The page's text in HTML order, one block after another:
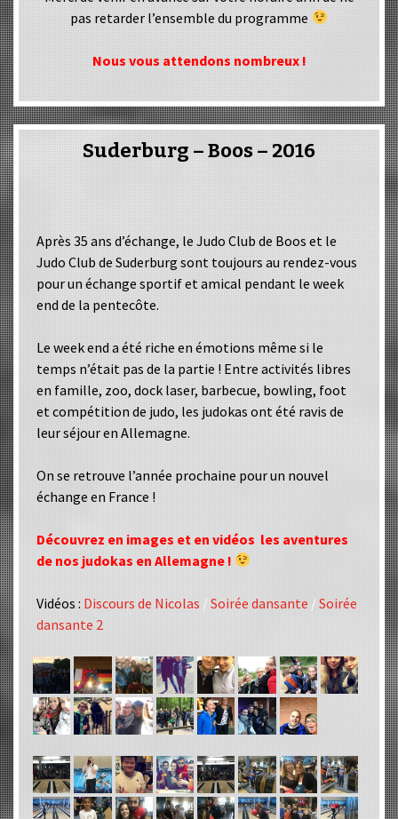
pas retarder l’ensemble du programme
Nous vous attendons nombreux !
Suderburg – Boos – 2016
Après 35 ans d’échange, le Judo Club de Boos et le
Judo Club de Suderburg sont toujours au rendez-vous
pour un échange sportif et amical pendant le week
end de la pentecôte.
Le week end a été riche en émotions même si le
temps n’était pas de la partie ! Entre activités libres
en famille, zoo, dock laser, barbecue, bowling, foot
et compétition de judo, les judokas ont été ravis de
leur séjour en Allemagne.
On se retrouve l’année prochaine pour un nouvel
échange en France !
Découvrez en images et en vidéos les aventures
de nos judokas en Allemagne !
Vidéos : Discours de Nicolas / Soirée dansante / Soirée
dansante 2